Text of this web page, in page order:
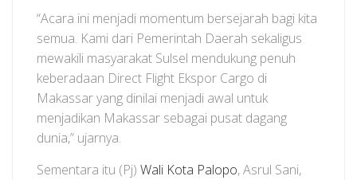
“Acara ini menjadi momentum bersejarah bagi kita
semua. Kami dari Pemerintah Daerah sekaligus
mewakili masyarakat Sulsel mendukung penuh
keberadaan Direct Flight Ekspor Cargo di
Makassar yang dinilai menjadi awal untuk
menjadikan Makassar sebagai pusat dagang
dunia,” ujarnya.
Sementara itu (Pj) Wali Kota Palopo, Asrul Sani,